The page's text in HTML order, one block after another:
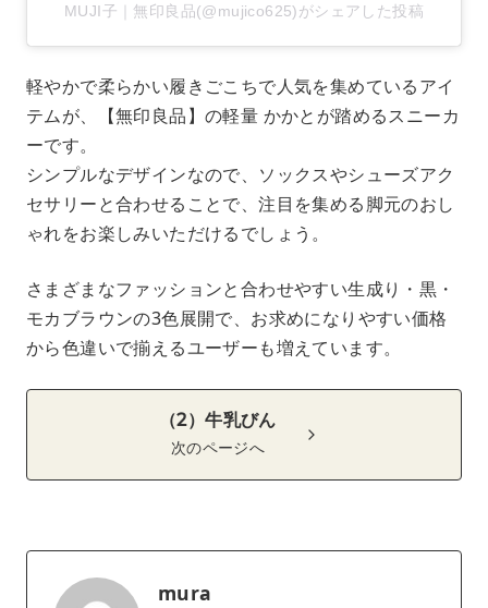
MUJI子｜無印良品(@mujico625)がシェアした投稿
軽やかで柔らかい履きごこちで人気を集めているアイ
テムが、【無印良品】の軽量 かかとが踏めるスニーカ
ーです。
シンプルなデザインなので、ソックスやシューズアク
セサリーと合わせることで、注目を集める脚元のおし
ゃれをお楽しみいただけるでしょう。
さまざまなファッションと合わせやすい生成り・黒・
モカブラウンの3色展開で、お求めになりやすい価格
から色違いで揃えるユーザーも増えています。
（2）牛乳びん
次のページへ
mura